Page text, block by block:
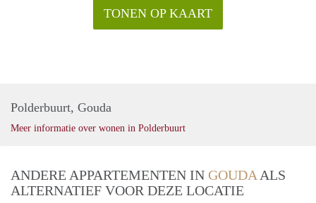
TONEN OP KAART
Polderbuurt, Gouda
Meer informatie over wonen in Polderbuurt
ANDERE APPARTEMENTEN IN GOUDA ALS
ALTERNATIEF VOOR DEZE LOCATIE